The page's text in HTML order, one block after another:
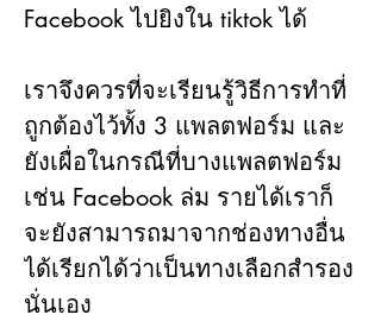
Facebook ไปยิงใน tiktok ได้
เราจึงควรที่จะเรียนรู้วิธีการทำที่
ถูกต้องไว้ทั้ง 3 แพลตฟอร์ม และ
ยังเผื่อในกรณีที่บางแพลตฟอร์ม
เช่น Facebook ล่ม รายได้เราก็
จะยังสามารถมาจากช่องทางอื่น
ได้เรียกได้ว่าเป็นทางเลือกสำรอง
นั่นเอง